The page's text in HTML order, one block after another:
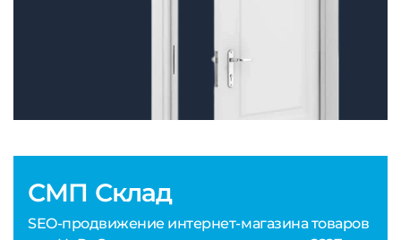
СМП Склад
SEO-продвижение интернет-магазина товаров